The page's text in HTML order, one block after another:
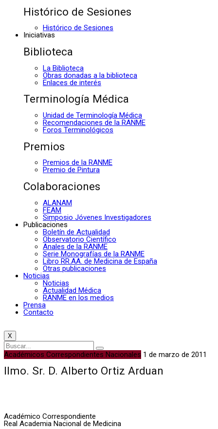
Histórico de Sesiones
Histórico de Sesiones
Iniciativas
Biblioteca
La Biblioteca
Obras donadas a la biblioteca
Enlaces de interés
Terminología Médica
Unidad de Terminología Médica
Recomendaciones de la RANME
Foros Terminológicos
Premios
Premios de la RANME
Premio de Pintura
Colaboraciones
ALANAM
FEAM
Simposio Jóvenes Investigadores
Publicaciones
Boletín de Actualidad
Observatorio Científico
Anales de la RANME
Serie Monografías de la RANME
Libro RR.AA. de Medicina de España
Otras publicaciones
Noticias
Noticias
Actualidad Médica
RANME en los medios
Prensa
Contacto
X
Académicos Correspondientes Nacionales 1 de marzo de 2011
Ilmo. Sr. D. Alberto Ortiz Arduan
Académico Correspondiente
Real Academia Nacional de Medicina